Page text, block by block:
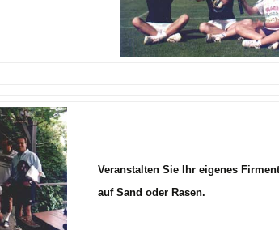
Veranstalten Sie Ihr eigenes
auf Sand oder Rasen.